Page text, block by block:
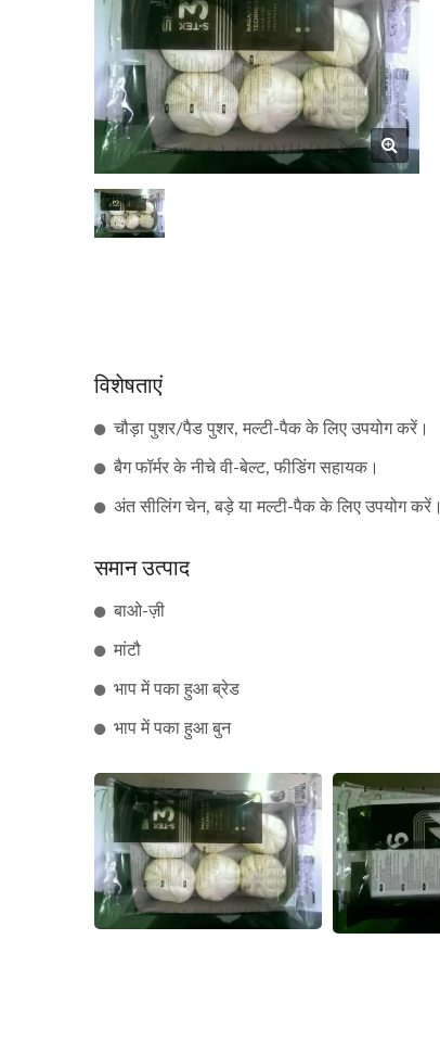
विशेषताएं
चौड़ा पुशर/पैड पुशर, मल्टी-पैक के लिए उपयोग करें।
बैग फॉर्मर के नीचे वी-बेल्ट, फीडिंग सहायक।
अंत सीलिंग चेन, बड़े या मल्टी-पैक के लिए उपयोग करें।
समान उत्पाद
बाओ-ज़ी
मांटौ
भाप में पका हुआ ब्रेड
भाप में पका हुआ बुन